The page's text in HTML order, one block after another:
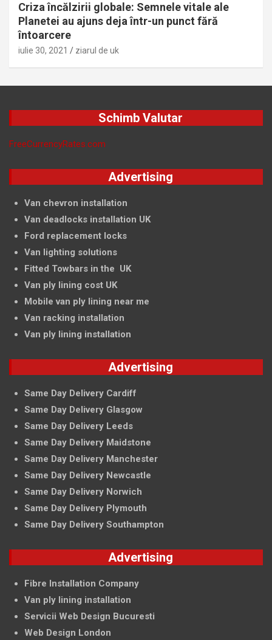
Criza încălzirii globale: Semnele vitale ale
Planetei au ajuns deja într-un punct fără
întoarcere
iulie 30, 2021 ziarul de uk
Schimb Valutar
FreeCurrencyRates.com
Advertising
Van chevron installation
Van deadlocks installation UK
Ford replacement locks
Van lighting solutions
Fitted Towbars in the UK
Van ply lining cost UK
Mobile van ply lining near me
Van racking installation
Van ply lining installation
Advertising
Same Day Delivery Cardiff
Same Day Delivery Glasgow
Same Day Delivery Leeds
Same Day Delivery Maidstone
Same Day Delivery Manchester
Same Day Delivery Newcastle
Same Day Delivery Norwich
Same Day Delivery Plymouth
Same Day Delivery Southampton
Advertising
Fibre Installation Company
Van ply lining installation
Servicii Web Design Bucuresti
Web Design London